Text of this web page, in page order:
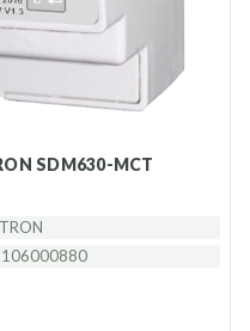
SDM630-MCT